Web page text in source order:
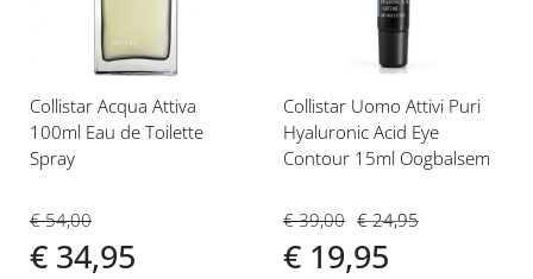
Collistar Acqua Attiva
100ml Eau de Toilette
Spray
€ 54,00
€ 34,95
Collistar Uomo Attivi Puri
Hyaluronic Acid Eye
Contour 15ml Oogbalsem
€ 39,00
€ 19,95
€ 24,95